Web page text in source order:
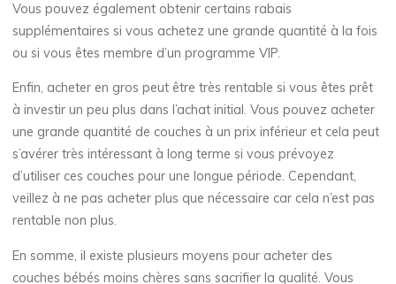
Vous pouvez également obtenir certains rabais
supplémentaires si vous achetez une grande quantité à la fois
ou si vous êtes membre d’un programme VIP.
Enfin, acheter en gros peut être très rentable si vous êtes prêt
à investir un peu plus dans l’achat initial. Vous pouvez acheter
une grande quantité de couches à un prix inférieur et cela peut
s’avérer très intéressant à long terme si vous prévoyez
d’utiliser ces couches pour une longue période. Cependant,
veillez à ne pas acheter plus que nécessaire car cela n’est pas
rentable non plus.
En somme, il existe plusieurs moyens pour acheter des
couches bébés moins chères sans sacrifier la qualité. Vous